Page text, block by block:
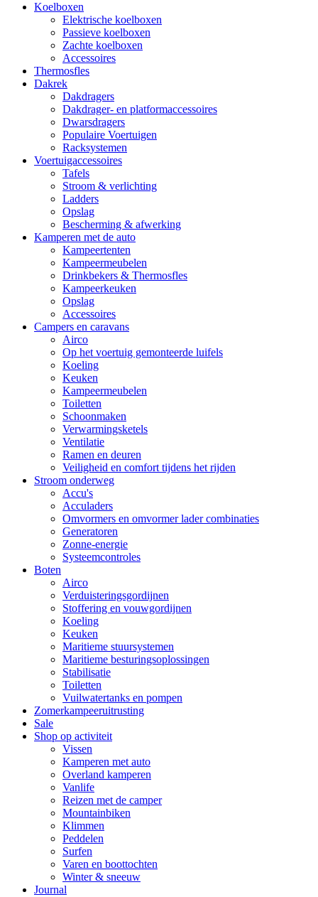
Koelboxen
Elektrische koelboxen
Passieve koelboxen
Zachte koelboxen
Accessoires
Thermosfles
Dakrek
Dakdragers
Dakdrager- en platformaccessoires
Dwarsdragers
Populaire Voertuigen
Racksystemen
Voertuigaccessoires
Tafels
Stroom & verlichting
Ladders
Opslag
Bescherming & afwerking
Kamperen met de auto
Kampeertenten
Kampeermeubelen
Drinkbekers & Thermosfles
Kampeerkeuken
Opslag
Accessoires
Campers en caravans
Airco
Op het voertuig gemonteerde luifels
Koeling
Keuken
Kampeermeubelen
Toiletten
Schoonmaken
Verwarmingsketels
Ventilatie
Ramen en deuren
Veiligheid en comfort tijdens het rijden
Stroom onderweg
Accu's
Acculaders
Omvormers en omvormer lader combinaties
Generatoren
Zonne-energie
Systeemcontroles
Boten
Airco
Verduisteringsgordijnen
Stoffering en vouwgordijnen
Koeling
Keuken
Maritieme stuursystemen
Maritieme besturingsoplossingen
Stabilisatie
Toiletten
Vuilwatertanks en pompen
Zomerkampeeruitrusting
Sale
Shop op activiteit
Vissen
Kamperen met auto
Overland kamperen
Vanlife
Reizen met de camper
Mountainbiken
Klimmen
Peddelen
Surfen
Varen en boottochten
Winter & sneeuw
Journal